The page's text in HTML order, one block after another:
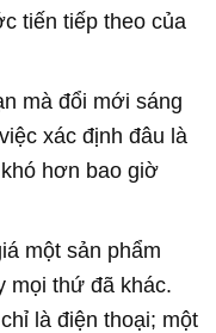
tiến tiếp theo của
mà đổi mới sáng
xác định đâu là
hơn bao giờ
một sản phẩm
mọi thứ đã khác.
là điện thoại; một